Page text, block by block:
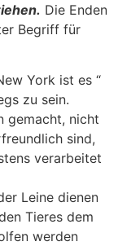
Die Enden
Begriff für
York ist es “
zu sein.
gemacht, nicht
sind,
verarbeitet
Leine dienen
Tieres dem
werden